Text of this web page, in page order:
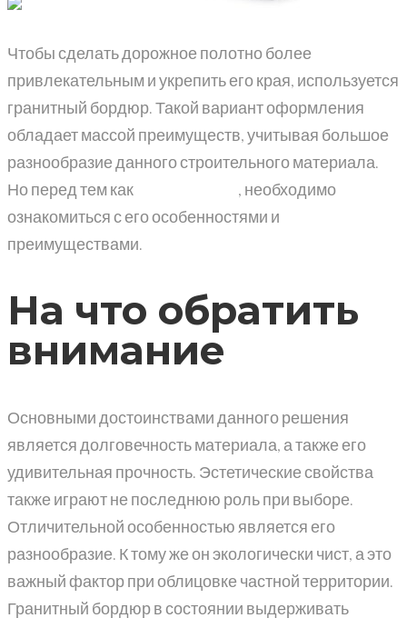
Чтобы сделать дорожное полотно более
привлекательным и укрепить его края, используется
гранитный бордюр. Такой вариант оформления
обладает массой преимуществ, учитывая большое
разнообразие данного строительного материала.
Но перед тем как
, необходимо
ознакомиться с его особенностями и
преимуществами.
На что обратить
внимание
Основными достоинствами данного решения
является долговечность материала, а также его
удивительная прочность. Эстетические свойства
также играют не последнюю роль при выборе.
Отличительной особенностью является его
разнообразие. К тому же он экологически чист, а это
важный фактор при облицовке частной территории.
Гранитный бордюр в состоянии выдерживать